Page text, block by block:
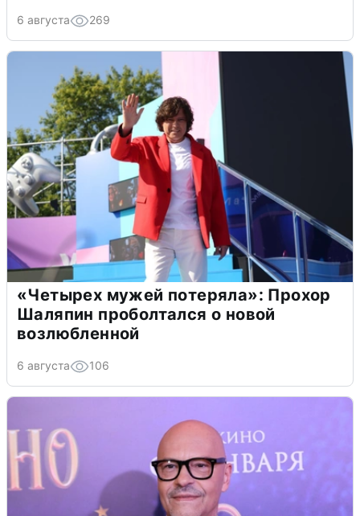
6 августа 269
«Четырех мужей потеряла»: Прохор
Шаляпин проболтался о новой
возлюбленной
6 августа 106